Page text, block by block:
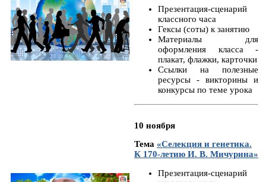
Презентация-сценарий
классного часа
Гексы (соты) к занятию
Материалы для
оформления класса -
плакат, флажки, карточки
Ссылки на полезные
ресурсы - викторины и
конкурсы по теме урока
10 ноября
Тема «Селекция и генетика.
К 170-летию И. В. Мичурина»
Презентация-сценарий